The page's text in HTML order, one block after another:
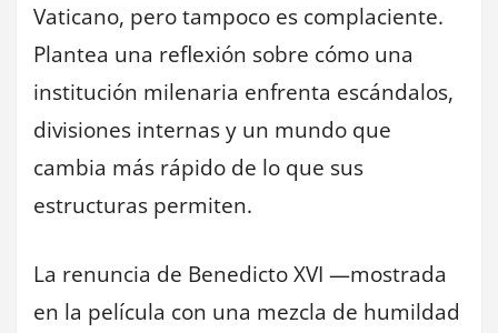
Vaticano, pero tampoco es complaciente.
Plantea una reflexión sobre cómo una
institución milenaria enfrenta escándalos,
divisiones internas y un mundo que
cambia más rápido de lo que sus
estructuras permiten.
La renuncia de Benedicto XVI —mostrada
en la película con una mezcla de humildad